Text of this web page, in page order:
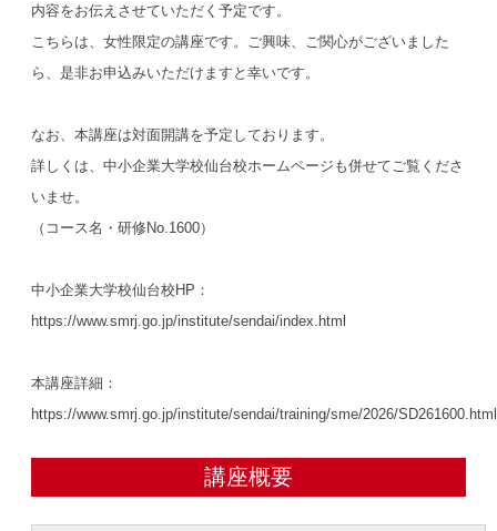
内容をお伝えさせていただく予定です。
こちらは、女性限定の講座です。ご興味、ご関心がございました
ら、是非お申込みいただけますと幸いです。
なお、本講座は対面開講を予定しております。
詳しくは、中小企業大学校仙台校ホームページも併せてご覧くださ
いませ。
（コース名・研修No.1600）
中小企業大学校仙台校HP：
https://www.smrj.go.jp/institute/sendai/index.html
本講座詳細：
https://www.smrj.go.jp/institute/sendai/training/sme/2026/SD261600.html
講座概要